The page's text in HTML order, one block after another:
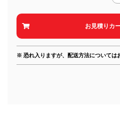
※ 恐れ入りますが、配送方法については